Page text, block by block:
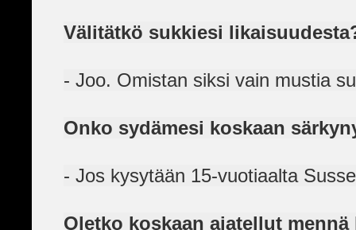
Välitätkö sukkiesi
- Joo. Omistan siksi vain mustia
Onko sydämesi koskaan
- Jos kysytään 15-vuotiaalta
Oletko koskaan ajatellut